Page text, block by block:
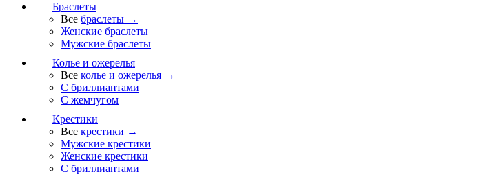
Браслеты
Все браслеты →
Женские браслеты
Мужские браслеты
Колье и ожерелья
Все колье и ожерелья →
С бриллиантами
С жемчугом
Крестики
Все крестики →
Мужские крестики
Женские крестики
С бриллиантами